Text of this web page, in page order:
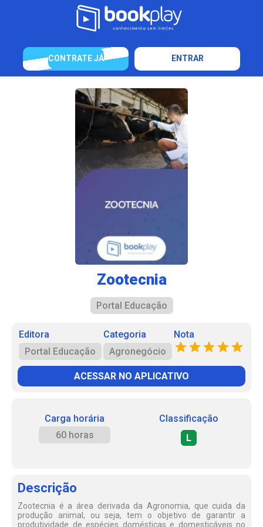
CONTRATE JÁ ENTRAR
Zootecnia
Portal Educação
Editora
Portal Educação
Categoria
Agronegócio
Nota
ACESSAR NO APLICATIVO
Carga horária
60 horas
Classificação
L
Descrição
Zootecnia é a área derivada da Agronomia, que cuida da
produção animal, ou seja, tem o objetivo de garantir a
produtividade de espécies domésticas e domesticáveis no